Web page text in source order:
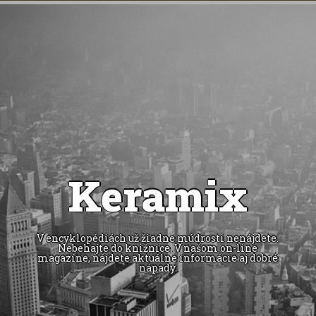
Keramix
V encyklopédiách už žiadne múdrosti nenájdete.
Nebehajte do knižnice. V našom on-line
magazíne, nájdete aktuálne informácie aj dobré
nápady.